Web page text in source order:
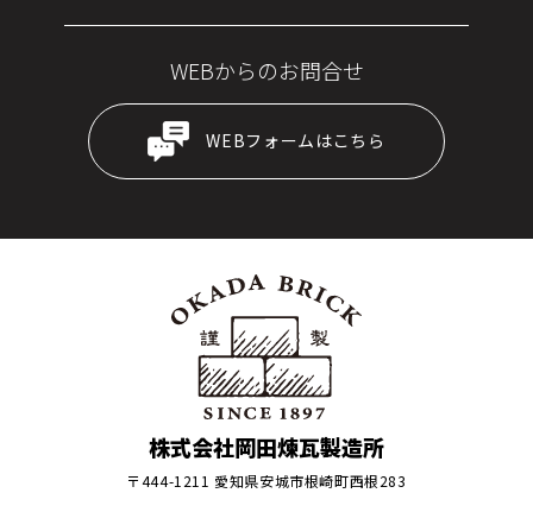
WEBからのお問合せ
WEBフォームはこちら
株式会社岡田煉瓦製造所
〒444-1211 愛知県安城市根崎町西根283